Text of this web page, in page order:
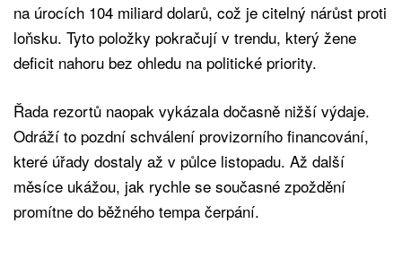
na úrocích 104 miliard dolarů, což je citelný nárůst proti
loňsku. Tyto položky pokračují v trendu, který žene
deficit nahoru bez ohledu na politické priority.
Řada rezortů naopak vykázala dočasně nižší výdaje.
Odráží to pozdní schválení provizorního financování,
které úřady dostaly až v půlce listopadu. Až další
měsíce ukážou, jak rychle se současné zpoždění
promítne do běžného tempa čerpání.